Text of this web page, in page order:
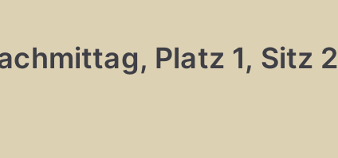
Platz 1, Sitz 2